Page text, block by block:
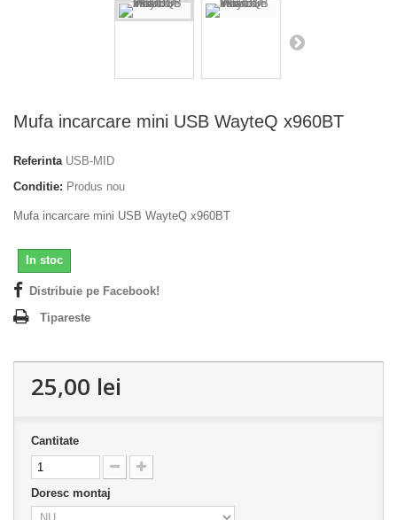
Mufa incarcare mini USB WayteQ x960BT
Referinta USB-MID
Conditie: Produs nou
Mufa incarcare mini USB WayteQ x960BT
In stoc
Distribuie pe Facebook!
Tipareste
25,00 lei
Cantitate
Doresc montaj